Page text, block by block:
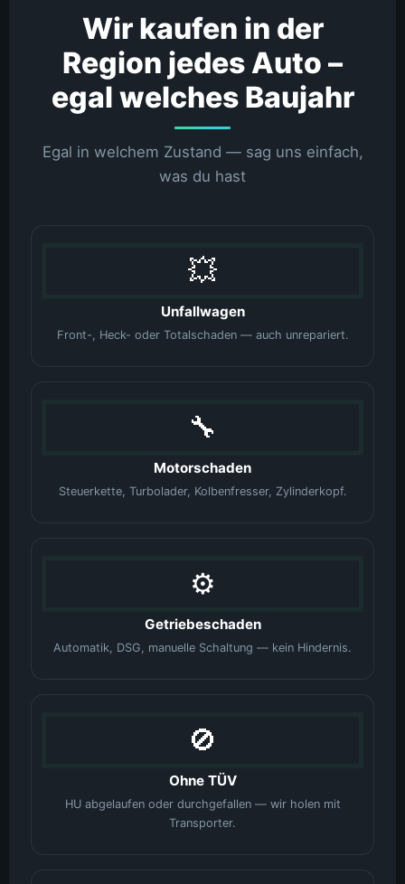
Wir kaufen in der
Region jedes Auto –
egal welches Baujahr
Egal in welchem Zustand — sag uns einfach,
was du hast
💥
Unfallwagen
Front-, Heck- oder Totalschaden — auch unrepariert.
🔧
Motorschaden
Steuerkette, Turbolader, Kolbenfresser, Zylinderkopf.
⚙️
Getriebeschaden
Automatik, DSG, manuelle Schaltung — kein Hindernis.
🚫
Ohne TÜV
HU abgelaufen oder durchgefallen — wir holen mit
Transporter.